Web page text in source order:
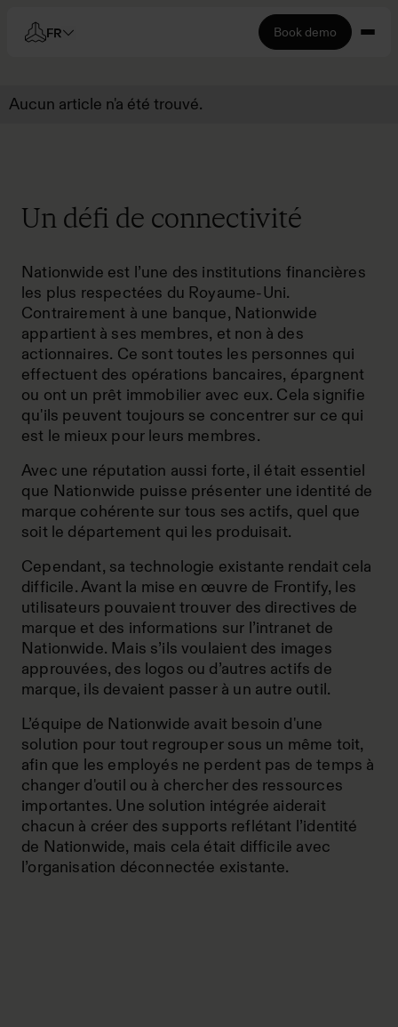
FR Book demo
Aucun article n'a été trouvé.
Un défi de connectivité
Nationwide est l’une des institutions financières
les plus respectées du Royaume-Uni.
Contrairement à une banque, Nationwide
appartient à ses membres, et non à des
actionnaires. Ce sont toutes les personnes qui
effectuent des opérations bancaires, épargnent
ou ont un prêt immobilier avec eux. Cela signifie
qu'ils peuvent toujours se concentrer sur ce qui
est le mieux pour leurs membres.
Avec une réputation aussi forte, il était essentiel
que Nationwide puisse présenter une identité de
marque cohérente sur tous ses actifs, quel que
soit le département qui les produisait.
Cependant, sa technologie existante rendait cela
difficile. Avant la mise en œuvre de Frontify, les
utilisateurs pouvaient trouver des directives de
marque et des informations sur l’intranet de
Nationwide. Mais s’ils voulaient des images
approuvées, des logos ou d’autres actifs de
marque, ils devaient passer à un autre outil.
L’équipe de Nationwide avait besoin d'une
solution pour tout regrouper sous un même toit,
afin que les employés ne perdent pas de temps à
changer d'outil ou à chercher des ressources
importantes. Une solution intégrée aiderait
chacun à créer des supports reflétant l’identité
de Nationwide, mais cela était difficile avec
l’organisation déconnectée existante.